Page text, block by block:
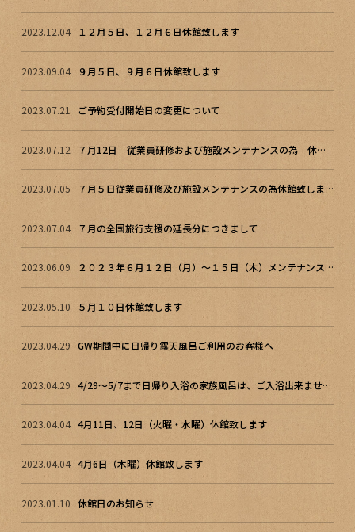
2023.12.04 １２月５日、１２月６日休館致します
2023.09.04 ９月５日、９月６日休館致します
2023.07.21 ご予約受付開始日の変更について
2023.07.12 ７月12日 従業員研修および施設メンテナンスの為 休館致します
2023.07.05 ７月５日従業員研修及び施設メンテナンスの為休館致します。
2023.07.04 ７月の全国旅行支援の延長分につきまして
2023.06.09 ２０２３年６月１２日（月）～１５日（木）メンテナンスの為、休館致します
2023.05.10 ５月１０日休館致します
2023.04.29 GW期間中に日帰り露天風呂ご利用のお客様へ
2023.04.29 4/29～5/7まで日帰り入浴の家族風呂は、ご入浴出来ません。
2023.04.04 4月11日、12日（火曜・水曜）休館致します
2023.04.04 4月6日（木曜）休館致します
2023.01.10 休館日のお知らせ